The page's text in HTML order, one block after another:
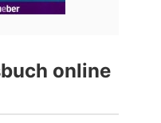
online